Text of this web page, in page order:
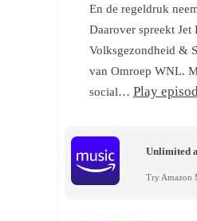
En de regeldruk
Daarover spreekt
Volksgezondheid &
van Omroep WNL.
social… Play
Unlimited
Try Amazon